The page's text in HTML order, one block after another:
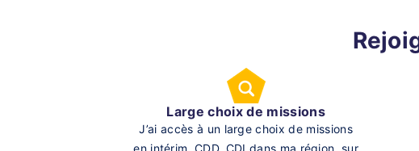
Large choix de missions
J’ai accès à un large choix de missions
en intérim, CDD, CDI dans ma région, sur